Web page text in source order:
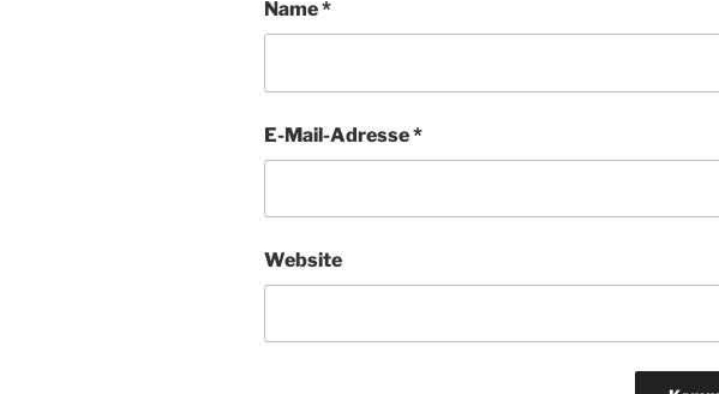
Name*
E-Mail-Adresse*
Website